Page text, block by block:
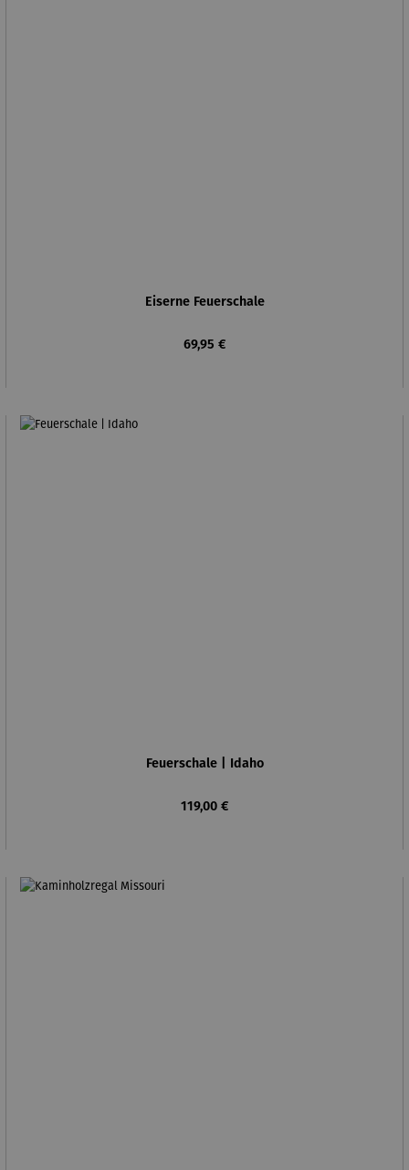
Eiserne Feuerschale
Regulärer Preis:
69,95 €
Feuerschale | Idaho
Regulärer Preis:
119,00 €